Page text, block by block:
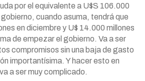
por el equivalente a U$S 106.000
cuando asuma, tendrá que
en diciembre y U$ 14.000 millones
de empezar el gobierno. Va a ser
compromisos sin una baja de gasto
importantísima. Y hacer esto en
a ser muy complicado.